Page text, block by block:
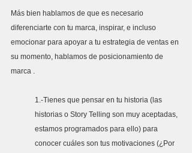
Más bien hablamos de que es necesario
diferenciarte con tu marca, inspirar, e incluso
emocionar para apoyar a tu estrategia de ventas en
su momento, hablamos de posicionamiento de
marca .
1.-Tienes que pensar en tu historia (las
historias o Story Telling son muy aceptadas,
estamos programados para ello) para
conocer cuáles son tus motivaciones (¿Por